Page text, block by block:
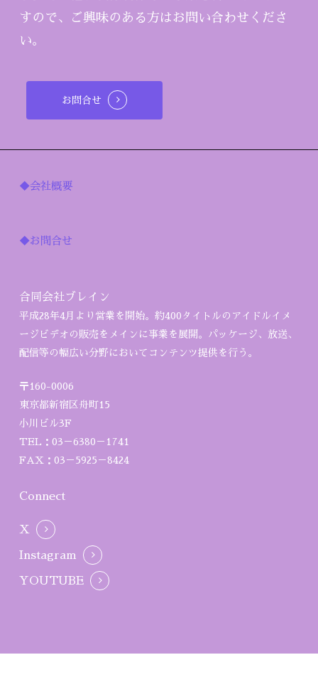
すので、ご興味のある方はお問い合わせくださ
い。
お問合せ
◆会社概要
◆お問合せ
合同会社ブレイン
平成28年4月より営業を開始。約400タイトルのアイドルイメ
ージビデオの販売をメインに事業を展開。パッケージ、放送、
配信等の幅広い分野においてコンテンツ提供を行う。
〒160-0006
東京都新宿区舟町15
小川ビル3F
TEL：03－6380－1741
FAX：03－5925－8424
Connect
X
Instagram
YOUTUBE